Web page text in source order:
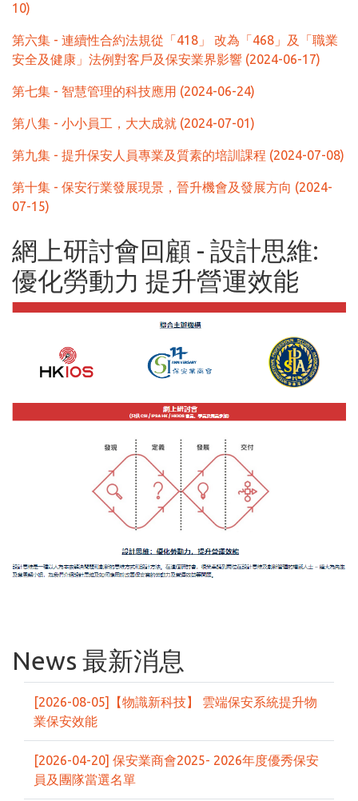
10)
第六集 - 連續性合約法規從「418」 改為「468」及「職業
安全及健康」法例對客戶及保安業界影響 (2024-06-17)
第七集 - 智慧管理的科技應用 (2024-06-24)
第八集 - 小小員工，大大成就 (2024-07-01)
第九集 - 提升保安人員專業及質素的培訓課程 (2024-07-08)
第十集 - 保安行業發展現景，晉升機會及發展方向 (2024-
07-15)
網上研討會回顧 - 設計思維:
優化勞動力 提升營運效能
News 最新消息
[2026-08-05]【物識新科技】 雲端保安系統提升物
業保安效能
[2026-04-20] 保安業商會2025- 2026年度優秀保安
員及團隊當選名單